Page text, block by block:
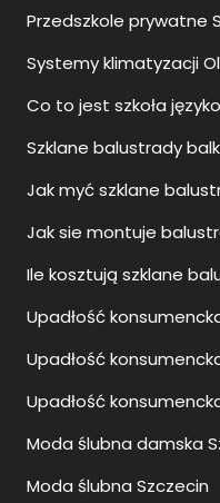
Przedszkole prywatne
Systemy klimatyzacji
Co to jest szkoła
Szklane balustrady
Jak myć szklane
Jak sie montuje
Ile kosztują szklane
Upadłość
Upadłość
Upadłość
Moda ślubna damska
Moda ślubna Szczecin